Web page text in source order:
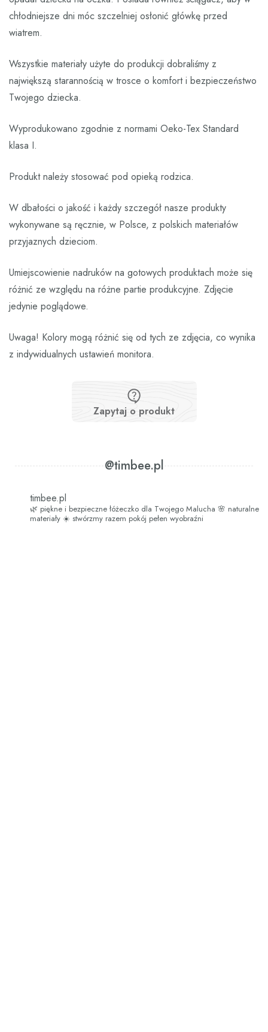
chłodniejsze dni móc szczelniej osłonić główkę przed
wiatrem.
Wszystkie materiały użyte do produkcji dobraliśmy z
największą starannością w trosce o komfort i bezpieczeństwo
Twojego dziecka.
Wyprodukowano zgodnie z normami Oeko-Tex Standard
klasa I.
Produkt należy stosować pod opieką rodzica.
W dbałości o jakość i każdy szczegół nasze produkty
wykonywane są ręcznie, w Polsce, z polskich materiałów
przyjaznych dzieciom.
Umiejscowienie nadruków na gotowych produktach może się
różnić ze względu na różne partie produkcyjne. Zdjęcie
jedynie poglądowe.
Uwaga! Kolory mogą różnić się od tych ze zdjęcia, co wynika
z indywidualnych ustawień monitora.
Zapytaj o produkt
@timbee.pl
timbee.pl
🌿 piękne i bezpieczne łóżeczko dla Twojego Malucha 🌸 naturalne
materiały ☀️ stwórzmy razem pokój pełen wyobraźni